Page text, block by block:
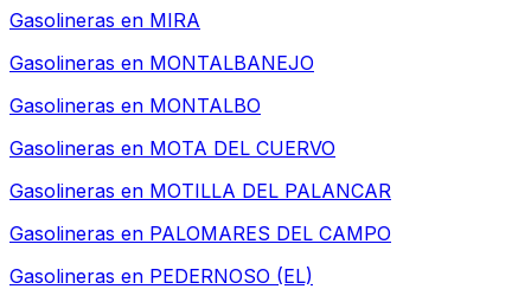
Gasolineras en MIRA
Gasolineras en MONTALBANEJO
Gasolineras en MONTALBO
Gasolineras en MOTA DEL CUERVO
Gasolineras en MOTILLA DEL PALANCAR
Gasolineras en PALOMARES DEL CAMPO
Gasolineras en PEDERNOSO (EL)